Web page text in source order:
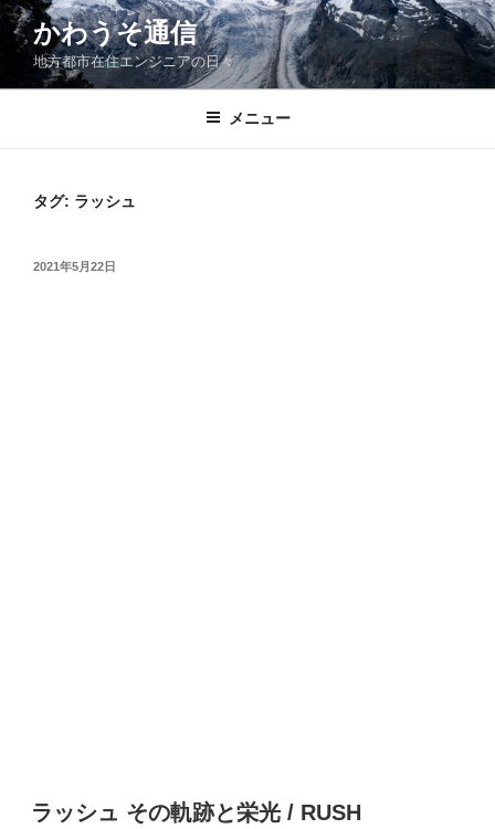
コ
ン
ン
かわうそ通信
地方都市在住エンジニアの日々
メニュー
タグ: ラッシュ
投
2021年5月22日
ラッシュ その軌跡と栄光 / RUSH